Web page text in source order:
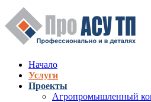
Перейти к основному содержанию
Верхнее меню
Начало
Услуги
Проекты
Агропромышленный